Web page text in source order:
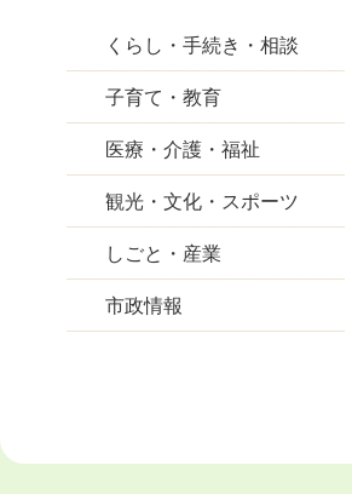
くらし・手続き・相談
子育て・教育
医療・介護・福祉
観光・文化・スポーツ
しごと・産業
市政情報